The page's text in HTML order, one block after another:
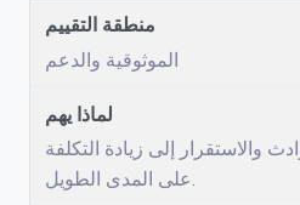
الموثوقية والدعم
والاستقرار إلى زيادة التكلفة
على المدى الطويل.